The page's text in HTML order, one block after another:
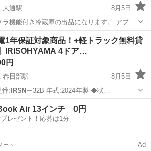
大通駅
8月5日
機能付き冷蔵庫の出品になります。 アプリ
蔵庫の中の足りない物をチェックできて便
駅 キッチン家電 IRSN
1年保証対象商品！+軽トラック無料貸
出！】IRISOHYAMA 4ドア…
円
春日部駅
8月5日
番: IRSN ー32B 年式:2024年製 ◆状…
キッチン家電
Air 13インチ 0円
レゼント！応募は1分
ート Ad